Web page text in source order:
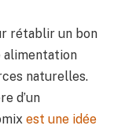
rétablir un bon
alimentation
naturelles.
d’un
est une idée